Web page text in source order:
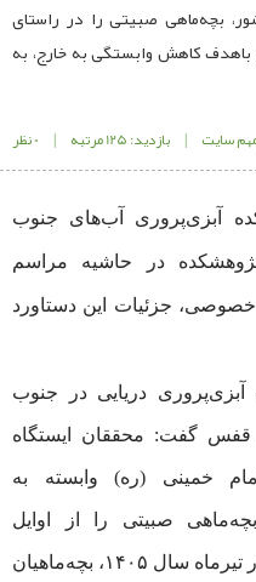
بچه‌ماهی صبیتی را در راستای
کاهش وابستگی به خارج، به
سایت | بازدید: 125 مرتبه | 0 نظر
آبزی‌پروری آب‌های جنوب
در حاشیه مراسم
جزئیات این دستاورد
دریایی در جنوب
گفت: محققان ایستگاه
خمینی (ره) وابسته به
صبیتی را از اوایل
اسفندماه سال ۱۴۰۴ آغاز کردند و در تیرماه سال ۱۴۰۵، بچه‌ماهیان